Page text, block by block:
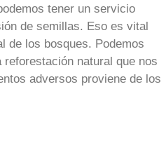
tener un servicio
de semillas. Eso es vital
de los bosques. Podemos
natural que nos
adversos proviene de los